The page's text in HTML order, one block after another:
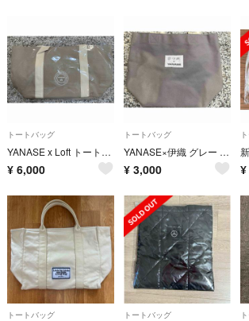
トートバッグ
YANASE x Loft トートバッグ ベージュ
¥ 6,000
トートバッグ
YANASE×伊織 グレー トートバッグ
¥ 3,000 ¥
トートバッグ トートバッグ